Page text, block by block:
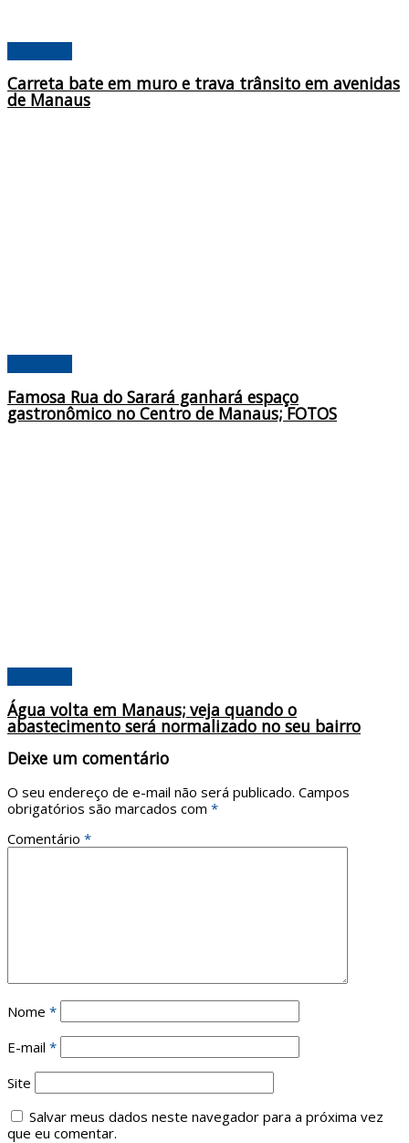
Carreta bate em muro e trava trânsito em avenidas
de Manaus
Famosa Rua do Sarará ganhará espaço
gastronômico no Centro de Manaus; FOTOS
Água volta em Manaus; veja quando o
abastecimento será normalizado no seu bairro
Deixe um comentário
O seu endereço de e-mail não será publicado. Campos
obrigatórios são marcados com *
Comentário *
Nome *
E-mail *
Site
Salvar meus dados neste navegador para a próxima vez
que eu comentar.